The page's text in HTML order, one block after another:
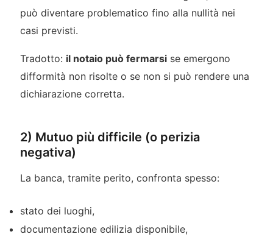
può diventare problematico fino alla nullità nei
casi previsti.
Tradotto: il notaio può fermarsise emergono
difformità non risolte o se non si può rendere una
dichiarazione corretta.
2) Mutuo più difficile (o perizia
negativa)
La banca, tramite perito, confronta spesso:
stato dei luoghi,
documentazione edilizia disponibile,